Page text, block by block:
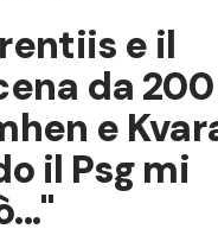
e il
da
e
il Psg mi